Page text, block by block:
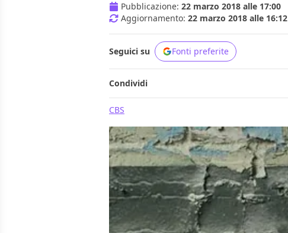
Pubblicazione: 22 marzo 2018 alle 17:00
Aggiornamento: 22 marzo 2018 alle 16:12
Seguici su Fonti preferite
Condividi
CBS